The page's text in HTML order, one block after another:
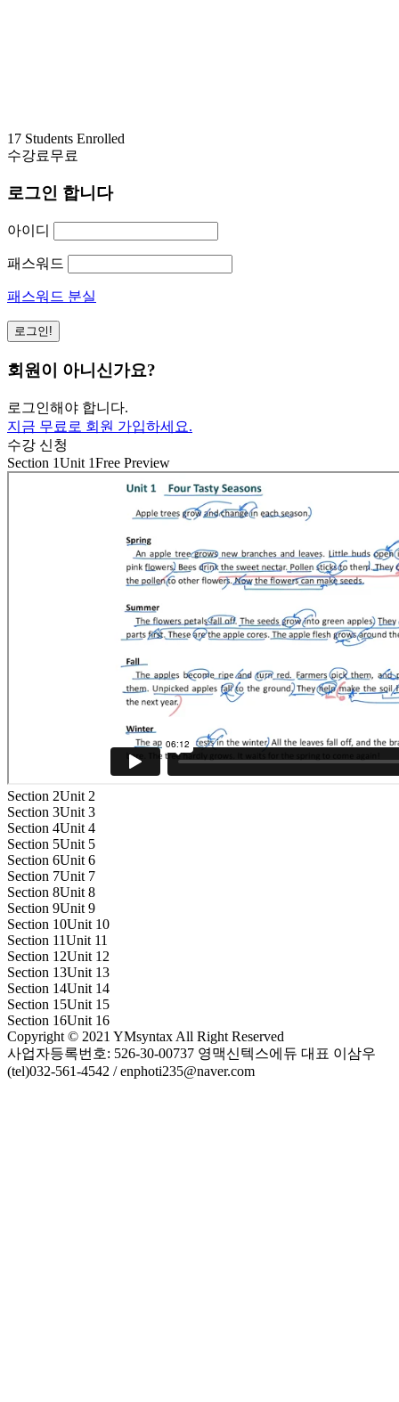
17 Students Enrolled
수강료무료
로그인 합니다
아이디
패스워드
패스워드 분실
회원이 아니신가요?
로그인해야 합니다.
지금 무료로 회원 가입하세요.
수강 신청
Section 1Unit 1Free Preview
Section 2Unit 2
Section 3Unit 3
Section 4Unit 4
Section 5Unit 5
Section 6Unit 6
Section 7Unit 7
Section 8Unit 8
Section 9Unit 9
Section 10Unit 10
Section 11Unit 11
Section 12Unit 12
Section 13Unit 13
Section 14Unit 14
Section 15Unit 15
Section 16Unit 16
Copyright © 2021 YMsyntax All Right Reserved
사업자등록번호: 526-30-00737 영맥신텍스에듀 대표 이삼우
(tel)032-561-4542 / enphoti235@naver.com